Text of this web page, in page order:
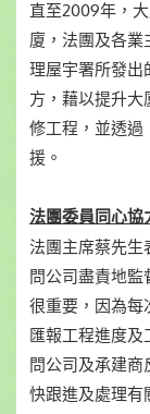
直至2009年，
廈，法團及各
理屋宇署所發出
方，藉以提升
修工程，並透過
援。
法團委員同心協
法團主席蔡先生
問公司盡責地
很重要，因為每
匯報工程進度
問公司及承建
快跟進及處理有